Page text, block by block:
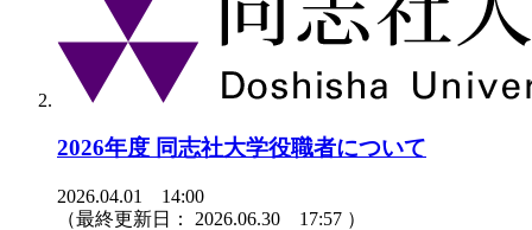
2026年度 同志社大学役職者について
2026.04.01 14:00
（最終更新日： 2026.06.30 17:57 ）